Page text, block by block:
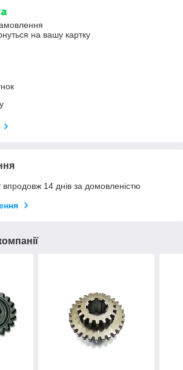
на вашу картку
14 днів за домовленістю